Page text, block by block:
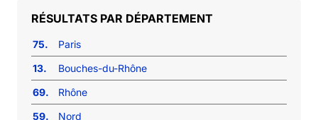
RÉSULTATS PAR DÉPARTEMENT
75.
Paris
13.
Bouches-du-Rhône
69.
Rhône
59.
Nord